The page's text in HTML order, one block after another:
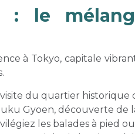
: le
à Tokyo, capitale
du quartier historique
Gyoen, découverte de
les balades à pied